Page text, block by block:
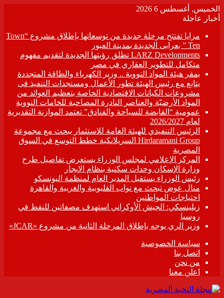
الخميس, أغسطس 6 2026
أخبار عاجلة
مزايا تفتتح مرحلة جديدة من توسعاتها بإطلاق مشروع “Town
Ten ” بعرابى الجديدة بمدينة العبور
LARZ Developments تطلق رؤيتها الجديدة لتقديم مفهوم
متكامل للتطوير العقاري في مصر
بمقر هيئة المواد النووية .. وزير الكهرباء والطاقة المتجددة
يتابع مع رئيس الهيئة تطور الأعمال ومستجدات التنفيذ فى
مشروعات الكيانات الاقتصادية الخاصة بتعظيم العوائد من
المواد الأرضيّة والعناصر النادرة المصاحبة للخامات النووية
عمومية “القابضة للسياحة والفنادق” تعتمد الموازنة التقديرية
لعام 2026/2027
الرئيس التنفيذي للهيئة العامة للاستثمار يبحث مع مجموعة
Hirdaramani Group السريلانكية خطط التوسع في السوق
المصرية
المركز الإعلامي لمجلس الوزراء يستعرض تفاصيل طرح
وزارة الإسكان وحدات سكنية بنظام الإيجار
رئيس الوزراء يستقبل المدير العام لمنظمة اليونسكو
منال عوض تبحث مع نواب القليوبية والغربية والقاهرة
احتياجات المواطنين
زيلينسكي: الجيش الأوكراني استهدف مصفاتين للنفط في
روسيا
وزير الري يوجه بإطلاق المرحلة الثانية من مشروع «JCAR»
سياسة الخصوصية
اتصل بنا
من نحن
اعلن معنا